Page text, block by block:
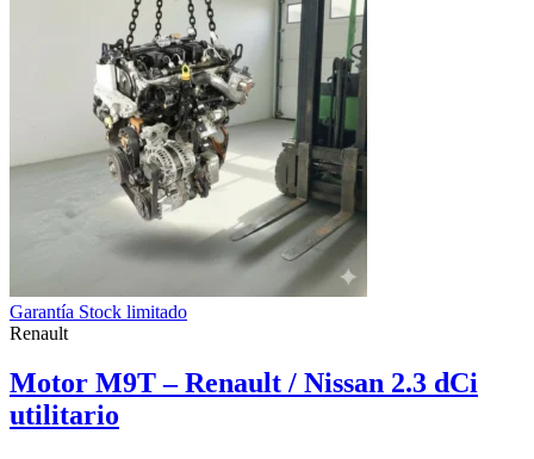
Garantía Stock limitado
Renault
Motor M9T – Renault / Nissan 2.3 dCi
utilitario